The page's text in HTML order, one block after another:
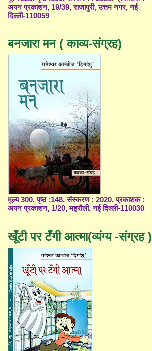
अयन प्रकाशन, 19/39, राजापुरी, उत्तम नगर, नई
दिल्ली-110059
बनजारा मन ( काव्य-संग्रह)
मूल्य 300, पृष्ठ :148, संस्करण : 2020, प्रकाशक :
अयन प्रकाशन, 1/20, महरौली, नई दिल्ली-110030
खूँटी पर टँगी आत्मा(व्यंग्य -संग्रह )